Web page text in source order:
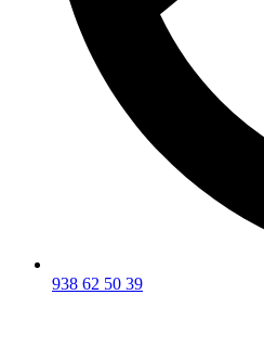
938 62 50 39